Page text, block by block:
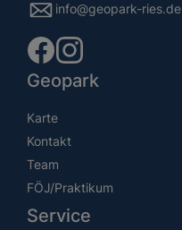
info@geopark-ries.de
Geopark
Karte
Kontakt
Team
FÖJ/Praktikum
Service